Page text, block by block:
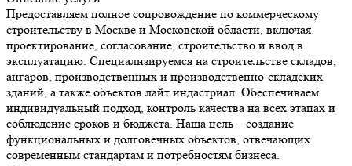
Предоставляем полное сопровождение по коммерческому
строительству в Москве и Московской области, включая
проектирование, согласование, строительство и ввод в
эксплуатацию. Специализируемся на строительстве складов,
ангаров, производственных и производственно-складских
зданий, а также объектов лайт индастриал. Обеспечиваем
индивидуальный подход, контроль качества на всех этапах и
соблюдение сроков и бюджета. Наша цель – создание
функциональных и долговечных объектов, отвечающих
современным стандартам и потребностям бизнеса.